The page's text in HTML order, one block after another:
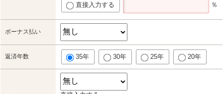
直接入力する ％
ボーナス払い
返済年数 35年 30年 25年 20年